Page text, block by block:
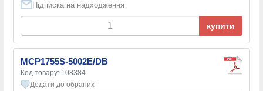
Підписка на надходження
купити
MCP1755S-5002E/DB
Код товару: 108384
Додати до обраних